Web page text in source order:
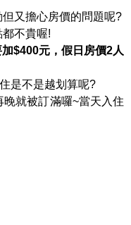
又擔心房價的問題呢?
不貴喔!
$400元，假日房價2人
是不是越划算呢?
就被訂滿囉~當天入住